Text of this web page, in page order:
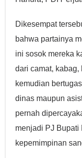
Dikesempat
bahwa partainya
ini sosok mereka
dari camat,
kemudian
dinas maupun
pernah
menjadi PJ Bupati
kepemimpinan